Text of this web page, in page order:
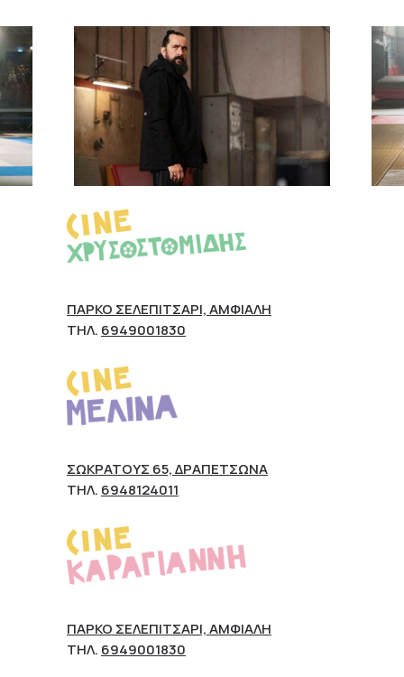
ΠΆΡΚΟ ΣΕΛΕΠΊΤΣΑΡΙ, ΑΜΦΙΆΛΗ
ΤΗΛ. 6949001830
ΣΩΚΡΆΤΟΥΣ 65, ΔΡΑΠΕΤΣΏΝΑ
ΤΗΛ. 6948124011
ΠΆΡΚΟ ΣΕΛΕΠΊΤΣΑΡΙ, ΑΜΦΙΆΛΗ
ΤΗΛ. 6949001830